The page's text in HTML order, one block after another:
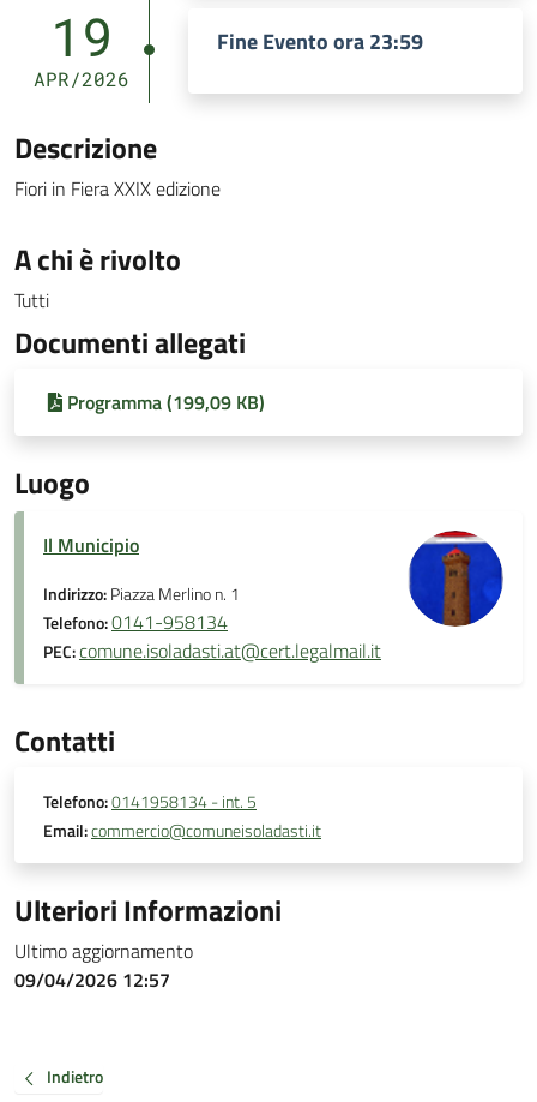
19
APR/2026
Fine Evento ora 23:59
Descrizione
Fiori in Fiera XXIX edizione
A chi è rivolto
Tutti
Documenti allegati
Programma (199,09 KB)
Luogo
Il Municipio
Indirizzo:Piazza Merlino n. 1
Telefono:0141-958134
PEC:comune.isoladasti.at@cert.legalmail.it
Contatti
Telefono:0141958134 - int. 5
Email:commercio@comuneisoladasti.it
Ulteriori Informazioni
Ultimo aggiornamento
09/04/2026 12:57
Indietro